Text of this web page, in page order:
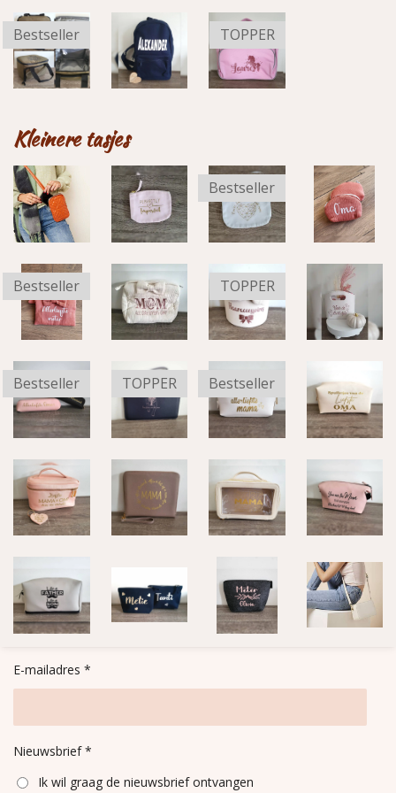
Bestseller TOPPER
Kleinere tasjes
Bestseller
Bestseller TOPPER
Bestseller TOPPER Bestseller
E-mailadres *
Nieuwsbrief *
Ik wil graag de nieuwsbrief ontvangen